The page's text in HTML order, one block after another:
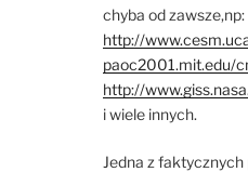
chyba od zawsze,np:
http://
paoc2001.mit.edu/
http://
i wiele innych.
Jedna z